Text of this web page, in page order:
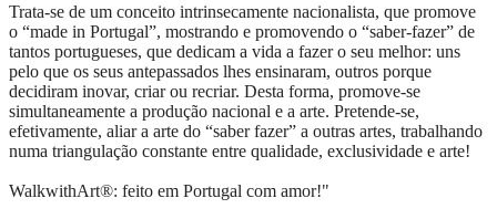
Trata-se de um conceito intrinsecamente nacionalista, que promove
o “made in Portugal”, mostrando e promovendo o “saber-fazer” de
tantos portugueses, que dedicam a vida a fazer o seu melhor: uns
pelo que os seus antepassados lhes ensinaram, outros porque
decidiram inovar, criar ou recriar. Desta forma, promove-se
simultaneamente a produção nacional e a arte. Pretende-se,
efetivamente, aliar a arte do “saber fazer” a outras artes, trabalhando
numa triangulação constante entre qualidade, exclusividade e arte!
WalkwithArt®: feito em Portugal com amor!"